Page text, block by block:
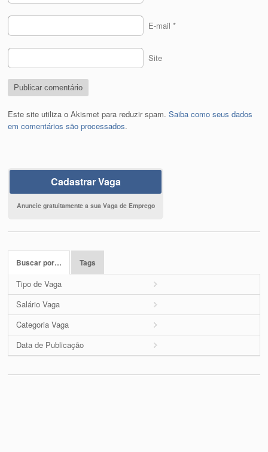
E-mail *
Site
Este site utiliza o Akismet para reduzir spam.Saiba como seus dados
em comentários são processados.
Cadastrar Vaga
Anuncie gratuitamente a sua Vaga de Emprego
Buscar por… Tags
Tipo de Vaga
Salário Vaga
Categoria Vaga
Data de Publicação